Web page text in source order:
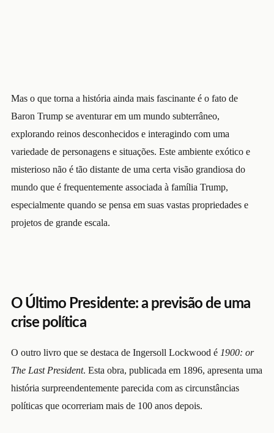
Mas o que torna a história ainda mais fascinante é o fato de
Baron Trump se aventurar em um mundo subterrâneo,
explorando reinos desconhecidos e interagindo com uma
variedade de personagens e situações. Este ambiente exótico e
misterioso não é tão distante de uma certa visão grandiosa do
mundo que é frequentemente associada à família Trump,
especialmente quando se pensa em suas vastas propriedades e
projetos de grande escala.
O Último Presidente: a previsão de uma
crise política
O outro livro que se destaca de Ingersoll Lockwood é 1900: or
The Last President. Esta obra, publicada em 1896, apresenta uma
história surpreendentemente parecida com as circunstâncias
políticas que ocorreriam mais de 100 anos depois.